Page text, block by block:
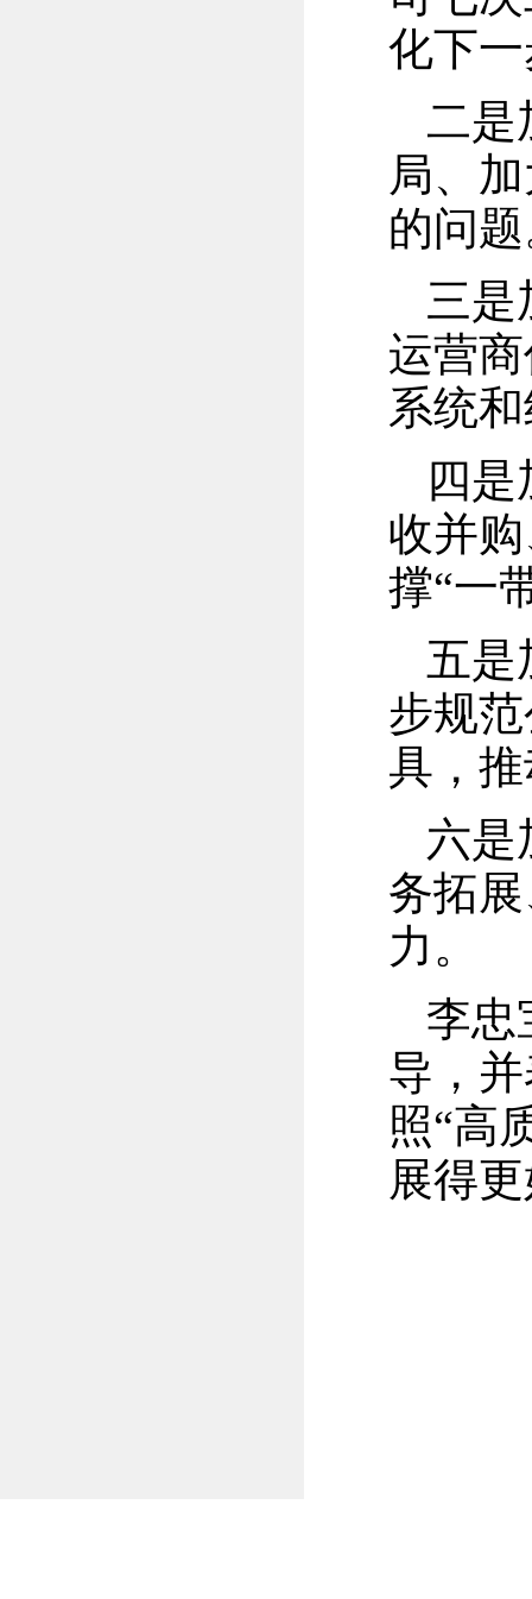
化下
二是
局、
的问
三是
运营
系统
四
收并
撑“一
五是
步规
具，
六是
务拓
力。
李忠
导，
照“高
展得